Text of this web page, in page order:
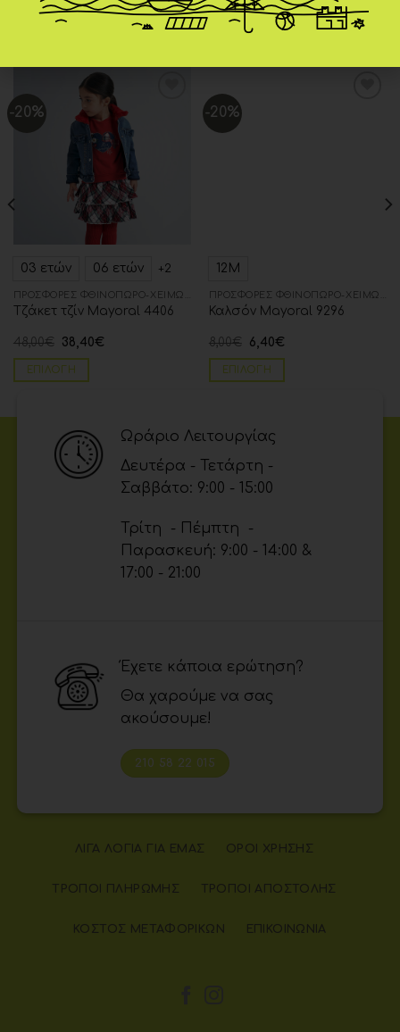
-20%
03 ετών 06 ετών +2
Τζάκετ τζίν Mayoral 4406
48,00€ 38,40€
ΕΠΙΛΟΓΉ
-20%
12Μ
Καλσόν Mayoral 9296
8,00€ 6,40€
ΕΠΙΛΟΓΉ
Ωράριο Λειτουργίας
Δευτέρα - Τετάρτη -
Σαββάτο: 9:00 - 15:00
Τρίτη - Πέμπτη -
Παρασκευή: 9:00 - 14:00 &
17:00 - 21:00
Έχετε κάποια ερώτηση?
Θα χαρούμε να σας
ακούσουμε!
210 58 22 015
ΛΊΓΑ ΛΌΓΙΑ ΓΙΑ ΕΜΆΣ ΌΡΟΙ ΧΡΉΣΗΣ
ΤΡΌΠΟΙ ΠΛΗΡΩΜΉΣ ΤΡΌΠΟΙ ΑΠΟΣΤΟΛΉΣ
ΚΌΣΤΟΣ ΜΕΤΑΦΟΡΙΚΏΝ ΕΠΙΚΟΙΝΩΝΊΑ